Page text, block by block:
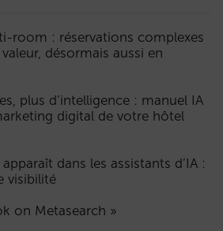
room : réservations complexes
désormais aussi en
plus d’intelligence : manuel IA
digital de votre hôtel
dans les assistants d’IA :
visibilité
on Metasearch »